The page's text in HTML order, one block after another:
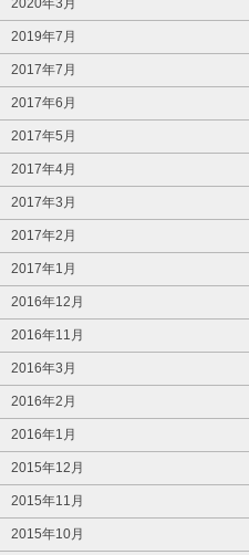
2020年3月
2019年7月
2017年7月
2017年6月
2017年5月
2017年4月
2017年3月
2017年2月
2017年1月
2016年12月
2016年11月
2016年3月
2016年2月
2016年1月
2015年12月
2015年11月
2015年10月